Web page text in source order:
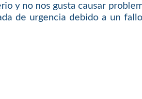
y no nos gusta causar
de urgencia debido a un